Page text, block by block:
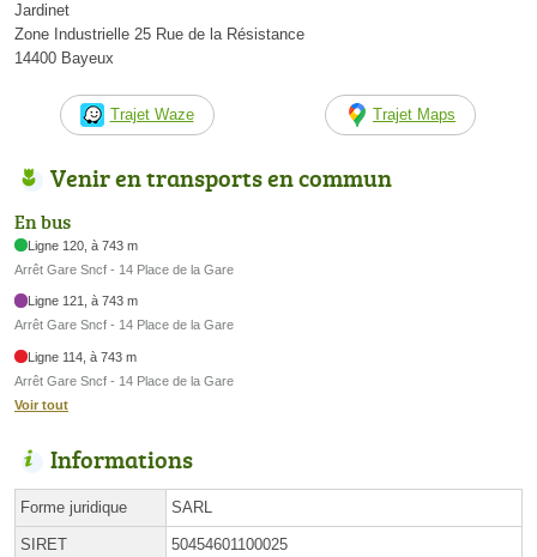
Jardinet
Zone Industrielle 25 Rue de la Résistance
14400 Bayeux
Trajet Waze Trajet Maps
Venir en transports en commun
En bus
Ligne 120, à 743 m
Arrêt Gare Sncf - 14 Place de la Gare
Ligne 121, à 743 m
Arrêt Gare Sncf - 14 Place de la Gare
Ligne 114, à 743 m
Arrêt Gare Sncf - 14 Place de la Gare
Voir tout
Informations
Forme juridique SARL
SIRET 50454601100025